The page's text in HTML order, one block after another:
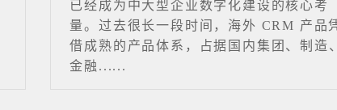
已经成为中大型企业数字化建设的核心考
量。过去很长一段时间，海外 CRM 产品
借成熟的产品体系，占据国内集团、制造、
金融......